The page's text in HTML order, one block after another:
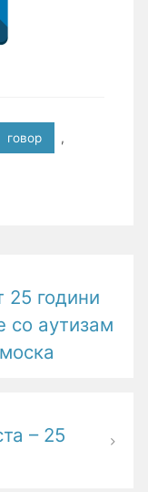
говор ,
25 години
со аутизам
– 25